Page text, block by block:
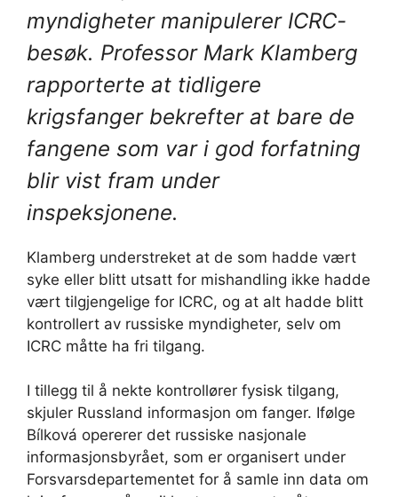
myndigheter manipulerer ICRC-
besøk. Professor Mark Klamberg
rapporterte at tidligere
krigsfanger bekrefter at bare de
fangene som var i god forfatning
blir vist fram under
inspeksjonene.
Klamberg understreket at de som hadde vært
syke eller blitt utsatt for mishandling ikke hadde
vært tilgjengelige for ICRC, og at alt hadde blitt
kontrollert av russiske myndigheter, selv om
ICRC måtte ha fri tilgang.
I tillegg til å nekte kontrollører fysisk tilgang,
skjuler Russland informasjon om fanger. Ifølge
Bílková opererer det russiske nasjonale
informasjonsbyrået, som er organisert under
Forsvarsdepartementet for å samle inn data om